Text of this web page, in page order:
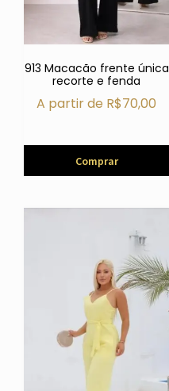
913 Macacão frente única
recorte e fenda
A partir de R$70,00
Comprar